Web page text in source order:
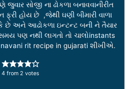
સોજી ના ઢોકળા બનાવવાનીરીત
હોય છે ,જેથી ઘણી બીમારી વાળા
છે અને આઢોકળા ઇન્ટન્ટ બની ને તૈયાર
પણ નથી લાગતો તો ચાલોinstants
rit recipe in gujarati શીખીએ.
4 from 2 votes